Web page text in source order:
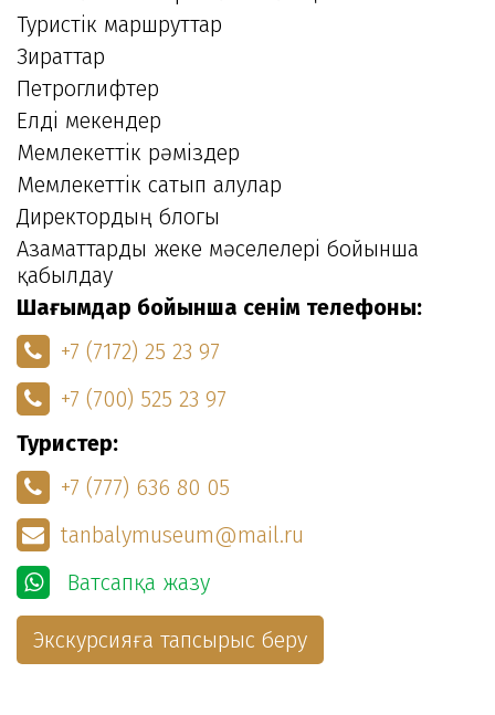
Туристік маршруттар
Зираттар
Петроглифтер
Елді мекендер
Мемлекеттік рәміздер
Мемлекеттік сатып алулар
Директордың блогы
Азаматтарды жеке мәселелері бойынша
қабылдау
Шағымдар бойынша сенім телефоны:
+7 (7172) 25 23 97
+7 (700) 525 23 97
Туристер:
+7 (777) 636 80 05
tanbalymuseum@mail.ru
Ватсапқа жазу
Экскурсияға тапсырыс беру